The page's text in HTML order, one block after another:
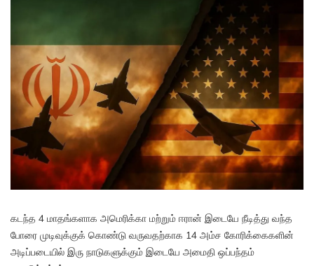
கடந்த 4 மாதங்களாக அமெரிக்கா மற்றும் ஈரான் இடையே நீடித்து வந்த
போரை முடிவுக்குக் கொண்டு வருவதற்காக 14 அம்ச கோரிக்கைகளின்
அடிப்படையில் இரு நாடுகளுக்கும் இடையே அமைதி ஒப்பந்தம்